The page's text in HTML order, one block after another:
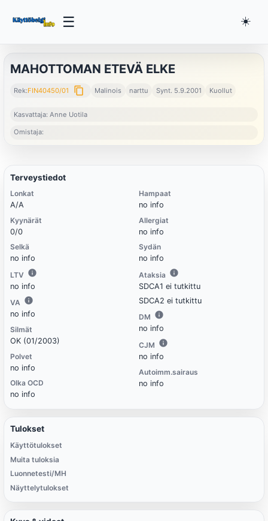
☰ ☀️
MAHOTTOMAN ETEVÄ ELKE
Rek:FIN40450/01 content_copy Malinois narttu Synt. 5.9.2001 Kuollut
Kasvattaja: Anne Uotila
Omistaja:
Terveystiedot
Lonkat
A/A
Kyynärät
0/0
Selkä
no info
LTV
no info
VA
no info
Silmät
OK (01/2003)
Polvet
no info
Olka OCD
no info
Hampaat
no info
Allergiat
no info
Sydän
no info
Ataksia
SDCA1 ei tutkittu
SDCA2 ei tutkittu
DM
no info
CJM
no info
Autoimm.sairaus
no info
Tulokset
Käyttötulokset
Muita tuloksia
Luonnetesti/MH
Näyttelytulokset